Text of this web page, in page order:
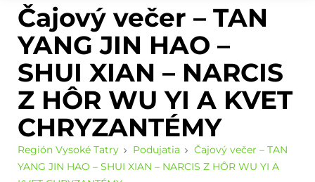
Čajový večer – TAN
YANG JIN HAO –
SHUI XIAN – NARCIS
Z HÔR WU YI A KVET
CHRYZANTÉMY
Región Vysoké Tatry Podujatia
Čajový večer – TAN
YANG JIN HAO – SHUI XIAN – NARCIS Z HÔR WU YI A